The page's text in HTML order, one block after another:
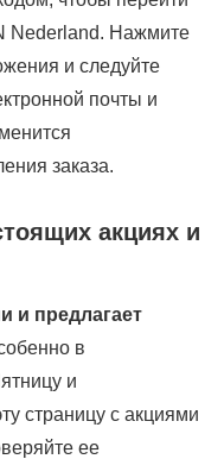
Nederland. Нажмите
и следуйте
почты и
заказа.
акциях и
и предлагает
в
и
страницу с акциями
ее